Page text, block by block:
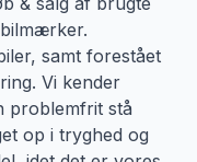
samt forestået
Vi kender
problemfrit stå
op i tryghed og